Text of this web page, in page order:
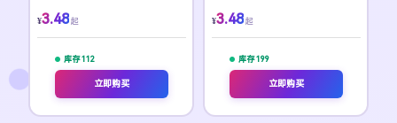
¥3.48 起
库存 112
立即购买
¥3.48 起
库存 199
立即购买